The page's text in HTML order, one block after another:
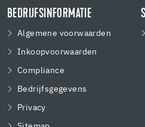
BEDRIJFSINFORMATIE
Algemene voorwaarden
Inkoopvoorwaarden
Compliance
Bedrijfsgegevens
Privacy